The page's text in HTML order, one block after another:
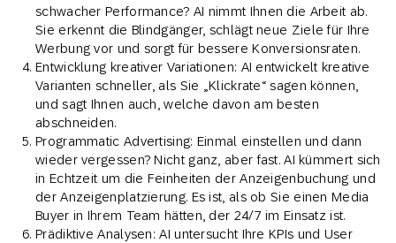
schwacher Performance? AI nimmt Ihnen die Arbeit ab.
Sie erkennt die Blindgänger, schlägt neue Ziele für Ihre
Werbung vor und sorgt für bessere Konversionsraten.
Entwicklung kreativer Variationen: AI entwickelt kreative
Varianten schneller, als Sie „Klickrate“ sagen können,
und sagt Ihnen auch, welche davon am besten
abschneiden.
Programmatic Advertising: Einmal einstellen und dann
wieder vergessen? Nicht ganz, aber fast. AI kümmert sich
in Echtzeit um die Feinheiten der Anzeigenbuchung und
der Anzeigenplatzierung. Es ist, als ob Sie einen Media
Buyer in Ihrem Team hätten, der 24/7 im Einsatz ist.
Prädiktive Analysen: AI untersucht Ihre KPIs und User